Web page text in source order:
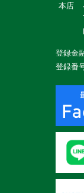
本店
登録金
登録番